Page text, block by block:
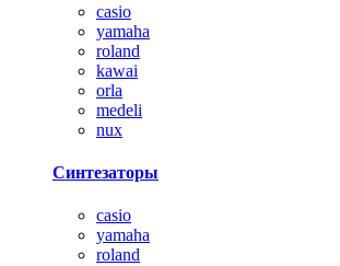
casio
yamaha
roland
kawai
orla
medeli
nux
Синтезаторы
casio
yamaha
roland